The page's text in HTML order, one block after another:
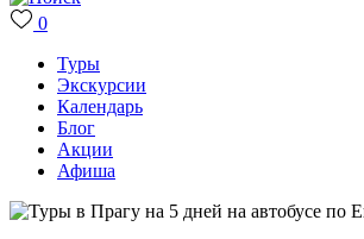
0
Туры
Экскурсии
Календарь
Блог
Акции
Афиша